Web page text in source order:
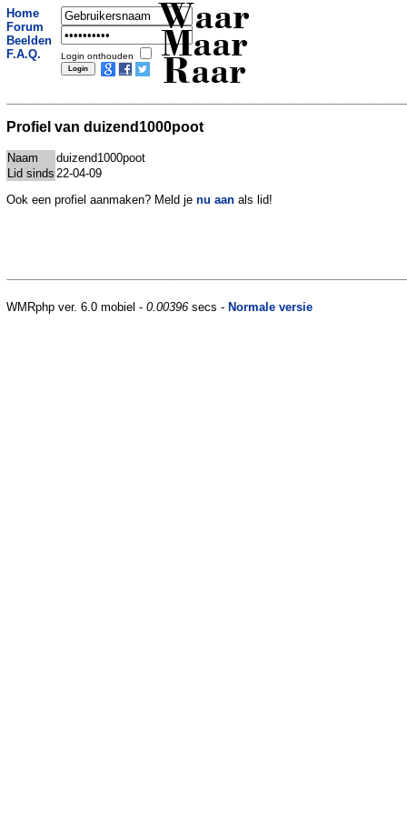
Home
Forum
Beelden
F.A.Q.
Login onthouden
Waar
Maar
Raar
Profiel van duizend1000poot
Naam
duizend1000poot
Lid sinds 22-04-09
Ook een profiel aanmaken? Meld je nu aan als lid!
WMRphp ver. 6.0 mobiel - 0.00396 secs - Normale versie